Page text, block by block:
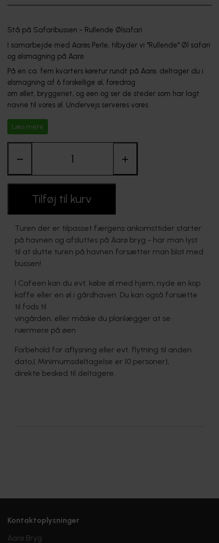
FORHANDLERE
Stå på Safaribussen - Rullende Ølsafari
I samarbejde med Aarøs Perle, tilbyder vi "Rullende" Øl safari
og ølsmagning på Aarø
På en ca. fem kvarters køretur rundt på Aarø, deltager du i
ølsmagning af 6 forskellige øl, foredrag
om øllet, bryggeriet, og øen og ser de steder som har lagt
navne til vores øl. Undervejs serveres vores
fingrene!
altid i tørvejr og vi er max ca. 22 personer pr. tur, på den
måde er der luft og plads og vi kan tale sammen - det
drejer sig jo om hyggen!
Lørdag d. 22. august
Lørdag d. 5. september
Lørdag d. 19. september
DEN ØNSKEDE DATO SKRIVES I KOMMENTARFELT (VED
BETALINGSMODUL)
minimumsbetaling for 10 personer - Vi kører alle ugens dage
efter aftale - kontakt os på 23484890)
PS: Selvom vi sidder i Safaribussen anbefales praktisk
beklædning tilpasset årstiden.
Læs mere
− +
Tilføj til kurv
Turen der er tilpasset færgens ankomsttider starter
på havnen og afsluttes på Aarø bryg - har man lyst
til at slutte turen på havnen forsætter man blot med
bussen!
I Cafeen kan du evt. købe øl med hjem, nyde en kop
kaffe eller en øl i gårdhaven. Du kan også forsætte
til fods til
vingården, eller måske du planlægger at se
nærmere på øen
Forbehold for aflysning eller evt. flytning til anden
dato,( Minimumsdeltagelse er 10 personer),
direkte besked til deltagere.
Kontaktoplysninger
Aarø Bryg